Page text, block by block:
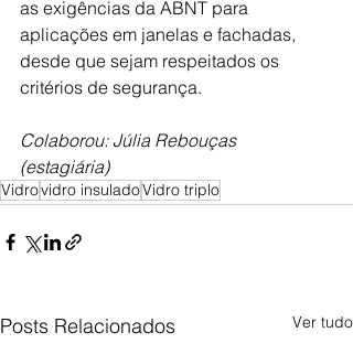
as exigências da ABNT para
aplicações em janelas e fachadas,
desde que sejam respeitados os
critérios de segurança.
Colaborou: Júlia Rebouças
(estagiária)
Vidrovidro insuladoVidro triplo
Posts Relacionados Ver tudo